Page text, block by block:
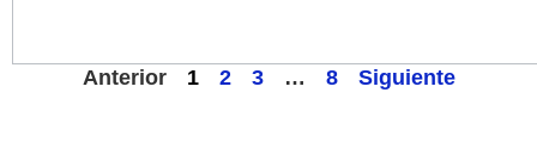
Anterior 1 2 3 … 8 Siguiente